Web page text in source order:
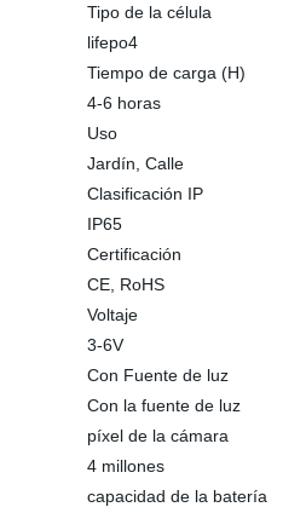
Tipo de la célula
lifepo4
Tiempo de carga (H)
4-6 horas
Uso
Jardín, Calle
Clasificación IP
IP65
Certificación
CE, RoHS
Voltaje
3-6V
Con Fuente de luz
Con la fuente de luz
píxel de la cámara
4 millones
capacidad de la batería